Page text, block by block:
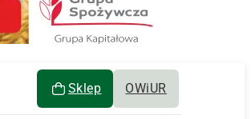
Sklep OWiUR